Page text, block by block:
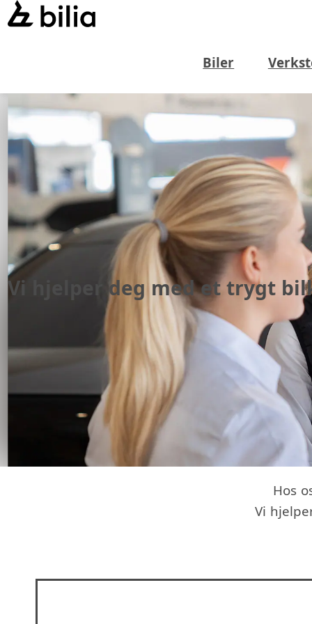
Biler
Vi hjelper deg medet trygt
Hos
Vi